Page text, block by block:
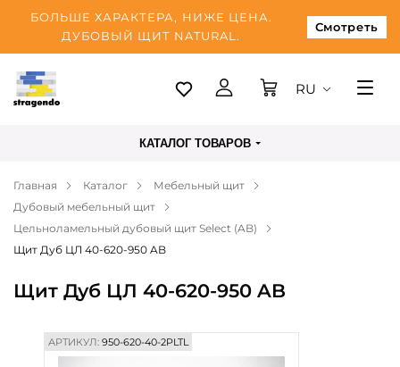
БОЛЬШЕ ХАРАКТЕРА, НИЖЕ ЦЕНА.
ДУБОВЫЙ ЩИТ NATURAL.
Смотреть
Таллинн
Оплата
О нас
Блог
Контакты
RU
КАТАЛОГ ТОВАРОВ
Главная Каталог
Мебельный щит
Дубовый мебельный щит
Цельноламельный дубовый щит Select (AB)
Щит Дуб ЦЛ 40-620-950 AB
Щит Дуб ЦЛ 40-620-950 AB
АРТИКУЛ:950-620-40-2PLTL